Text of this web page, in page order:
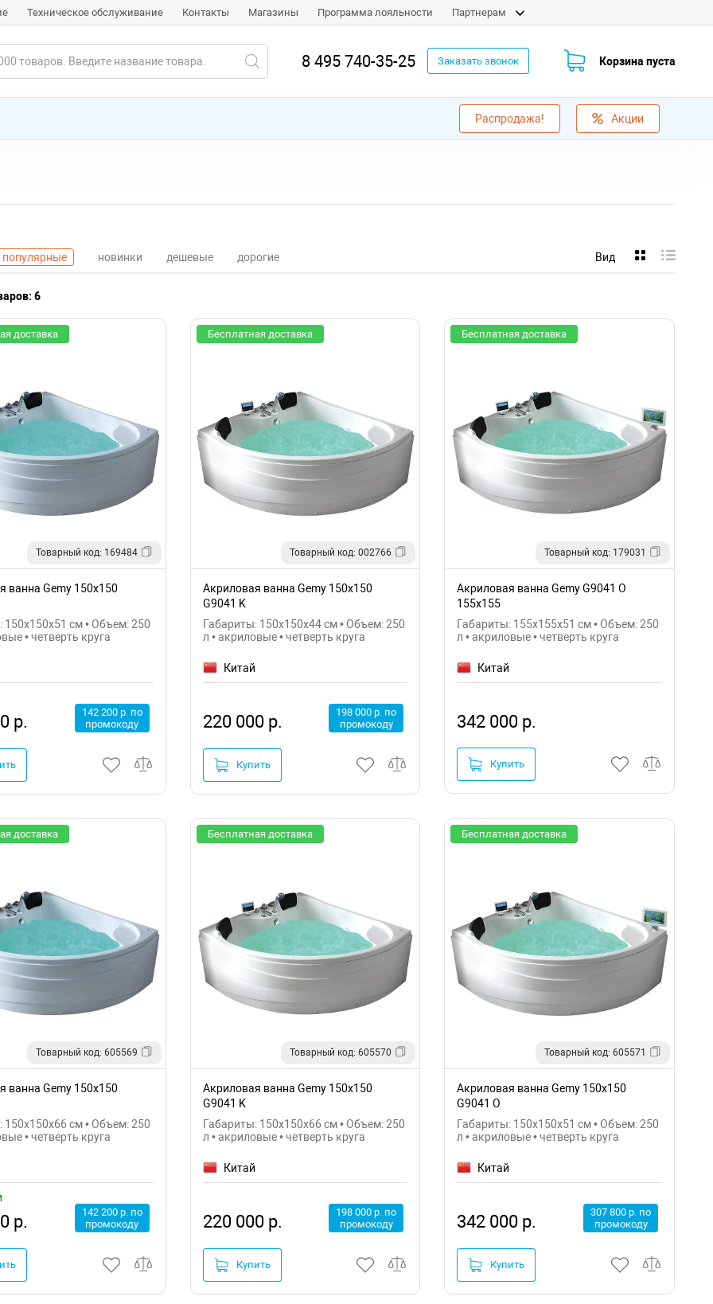
Техническое обслуживание Контакты Магазины Программа лояльности Партнерам
8 495 740-35-25 Заказать звонок Корзина пуста
Распродажа! Акции
популярные новинки дешевые дорогие Вид
6
доставка
Товарный код: 169484
ванна Gemy 150х150
150x150x51 см • Объем: 250
• четверть круга
р.
142 200 р. по
промокоду
Бесплатная доставка
Товарный код: 002766
Акриловая ванна Gemy 150х150
G9041 K
Габариты: 150x150x44 см • Объем: 250
л • акриловые • четверть круга
Китай
220 000 р.
198 000 р. по
промокоду
Купить
Бесплатная доставка
Товарный код: 179031
Акриловая ванна Gemy G9041 O
155х155
Габариты: 155x155x51 см • Объем: 250
л • акриловые • четверть круга
Китай
342 000 р.
Купить
доставка
Товарный код: 605569
ванна Gemy 150x150
150x150x66 см • Объем: 250
• четверть круга
р.
142 200 р. по
промокоду
Бесплатная доставка
Товарный код: 605570
Акриловая ванна Gemy 150x150
G9041 K
Габариты: 150x150x66 см • Объем: 250
л • акриловые • четверть круга
Китай
220 000 р.
198 000 р. по
промокоду
Купить
Бесплатная доставка
Товарный код: 605571
Акриловая ванна Gemy 150x150
G9041 O
Габариты: 150x150x51 см • Объем: 250
л • акриловые • четверть круга
Китай
342 000 р.
307 800 р. по
промокоду
Купить